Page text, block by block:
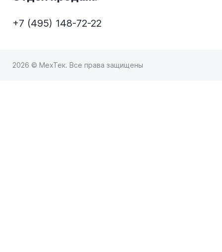
+7 (495) 148-72-22
2026 © МехТек. Все права защищены